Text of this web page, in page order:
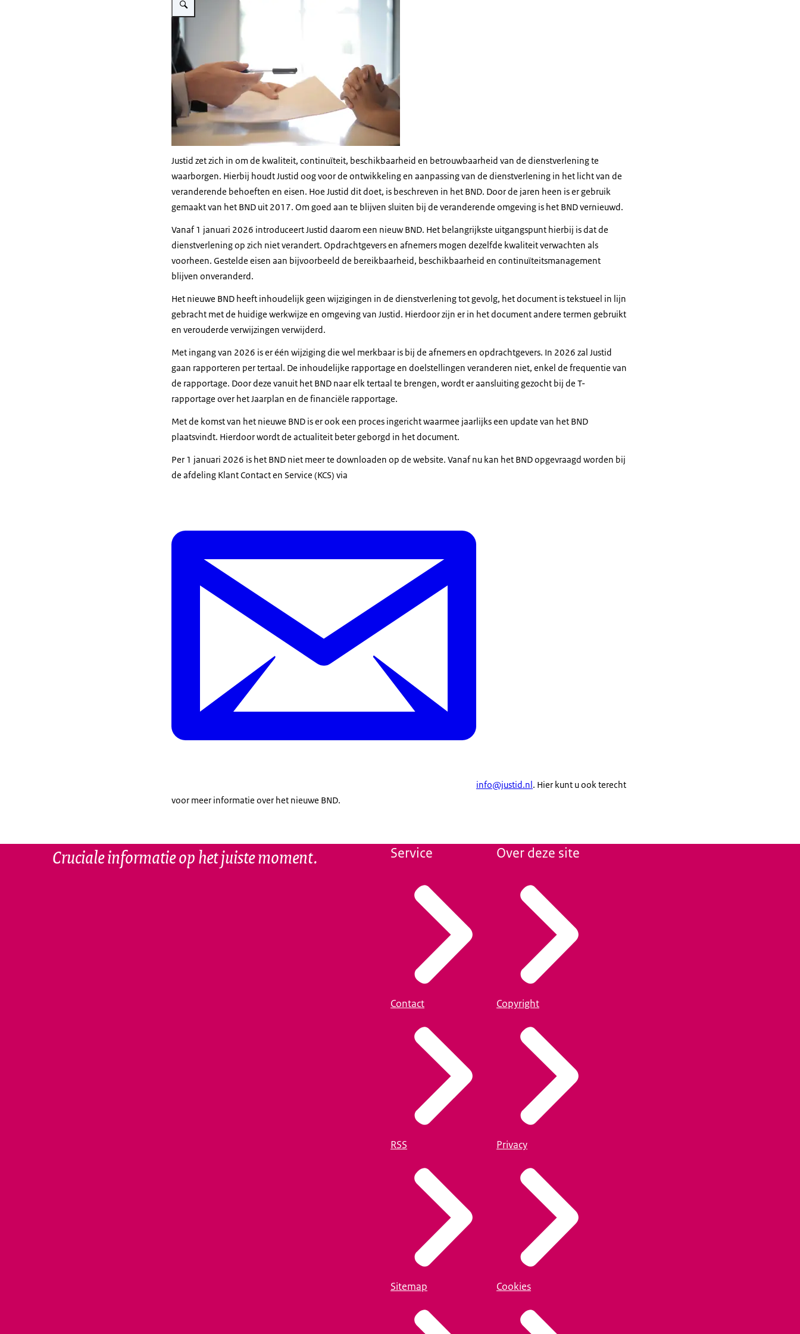
Justid zet zich in om de kwaliteit, continuïteit, beschikbaarheid en betrouwbaarheid van de dienstverlening te
waarborgen. Hierbij houdt Justid oog voor de ontwikkeling en aanpassing van de dienstverlening in het licht van de
veranderende behoeften en eisen. Hoe Justid dit doet, is beschreven in het BND. Door de jaren heen is er gebruik
gemaakt van het BND uit 2017. Om goed aan te blijven sluiten bij de veranderende omgeving is het BND vernieuwd.
Vanaf 1 januari 2026 introduceert Justid daarom een nieuw BND. Het belangrijkste uitgangspunt hierbij is dat de
dienstverlening op zich niet verandert. Opdrachtgevers en afnemers mogen dezelfde kwaliteit verwachten als
voorheen. Gestelde eisen aan bijvoorbeeld de bereikbaarheid, beschikbaarheid en continuïteitsmanagement
blijven onveranderd.
Het nieuwe BND heeft inhoudelijk geen wijzigingen in de dienstverlening tot gevolg, het document is tekstueel in lijn
gebracht met de huidige werkwijze en omgeving van Justid. Hierdoor zijn er in het document andere termen gebruikt
en verouderde verwijzingen verwijderd.
Met ingang van 2026 is er één wijziging die wel merkbaar is bij de afnemers en opdrachtgevers. In 2026 zal Justid
gaan rapporteren per tertaal. De inhoudelijke rapportage en doelstellingen veranderen niet, enkel de frequentie van
de rapportage. Door deze vanuit het BND naar elk tertaal te brengen, wordt er aansluiting gezocht bij de T-
rapportage over het Jaarplan en de financiële rapportage.
Met de komst van het nieuwe BND is er ook een proces ingericht waarmee jaarlijks een update van het BND
plaatsvindt. Hierdoor wordt de actualiteit beter geborgd in het document.
Per 1 januari 2026 is het BND niet meer te downloaden op de website. Vanaf nu kan het BND opgevraagd worden bij
de afdeling Klant Contact en Service (KCS) via
info@justid.nl. Hier kunt u ook terecht
voor meer informatie over het nieuwe BND.
Cruciale informatie op het juiste moment. Service
Contact
RSS
Sitemap
Over deze site
Copyright
Privacy
Cookies